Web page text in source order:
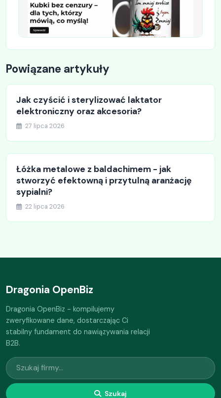
Powiązane artykuły
Jak czyścić i sterylizować laktator
elektroniczny oraz akcesoria?
27 lipca 2026
Łóżka metalowe z baldachimem - jak
stworzyć efektowną i przytulną aranżację
sypialni?
22 lipca 2026
Dragonia OpenBiz
Dragonia OpenBiz - kompilujemy
zweryfikowane dane, dostarczając Ci
stabilny fundament do nawiązywania relacji
B2B.
Szukaj